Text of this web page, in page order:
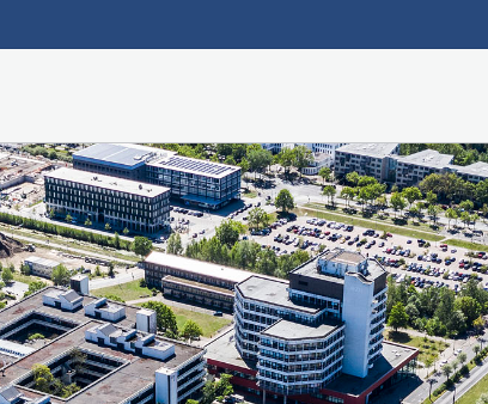
Hauptnavigation